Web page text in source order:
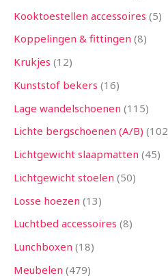
Kooktoestellen accessoires 5
Koppelingen & fittingen 8
Krukjes 12
Kunststof bekers 16
Lage wandelschoenen 115
Lichte bergschoenen (A/B) 102
Lichtgewicht slaapmatten 45
Lichtgewicht stoelen 50
Losse hoezen 13
Luchtbed accessoires 8
Lunchboxen 18
Meubelen 479